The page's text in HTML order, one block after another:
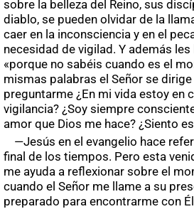
sobre la belleza del Reino, sus
diablo, se pueden olvidar de la
caer en la inconsciencia y en el
necesidad de vigilad. Y además
«porque no sabéis cuando es el
mismas palabras el Señor se
preguntarme ¿En mi vida estoy en
vigilancia? ¿Soy siempre
amor que Dios me hace? ¿Siento
—Jesús en el evangelio hace
final de los tiempos. Pero esta
me ayuda a reflexionar sobre el
cuando el Señor me llame a su
preparado para encontrarme con